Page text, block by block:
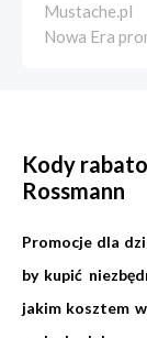
Mustache.pl
Nowa Era
Kody
Rossmann
Promocje dla
by kupić
jakim kosztem